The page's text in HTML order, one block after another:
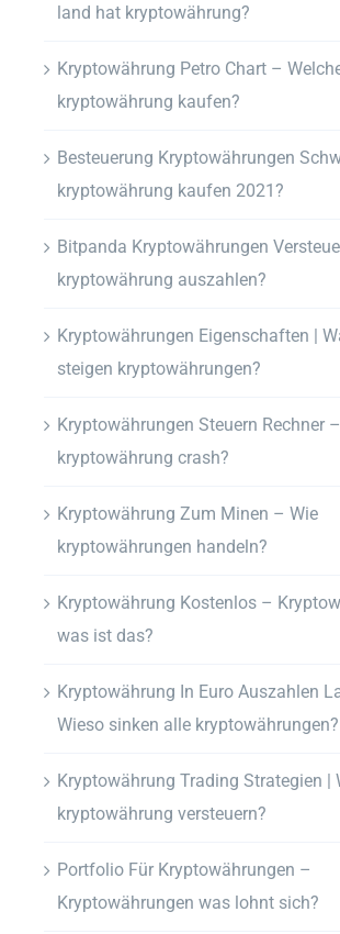
land hat kryptowährung?
Kryptowährung Petro Chart –
kryptowährung kaufen?
Besteuerung Kryptowährungen
kryptowährung kaufen 2021?
Bitpanda Kryptowährungen
kryptowährung auszahlen?
Kryptowährungen Eigenschaften |
steigen kryptowährungen?
Kryptowährungen Steuern Rechner
kryptowährung crash?
Kryptowährung Zum Minen – Wie
kryptowährungen handeln?
Kryptowährung Kostenlos –
was ist das?
Kryptowährung In Euro Auszahlen
Wieso sinken alle kryptowährungen?
Kryptowährung Trading Strategien |
kryptowährung versteuern?
Portfolio Für Kryptowährungen –
Kryptowährungen was lohnt sich?